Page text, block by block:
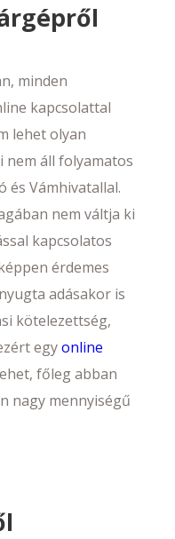
minden
kapcsolattal
lehet olyan
nem áll folyamatos
és Vámhivatallal.
nem váltja ki
kapcsolatos
érdemes
adásakor is
kötelezettség,
egyonline
főleg abban
nagy mennyiségű